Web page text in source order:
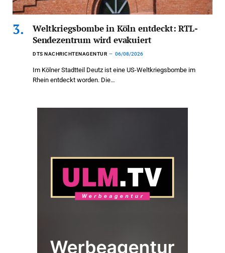
Weltkriegsbombe in Köln entdeckt: RTL-
Sendezentrum wird evakuiert
DTS NACHRICHTENAGENTUR 06/08/2026
Im Kölner Stadtteil Deutz ist eine US-Weltkriegsbombe im
Rhein entdeckt worden. Die…